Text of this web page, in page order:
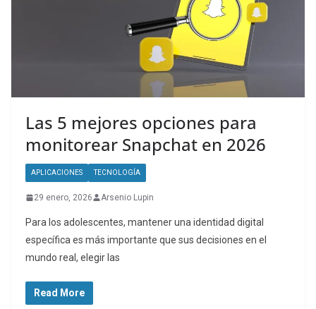
Las 5 mejores opciones para
monitorear Snapchat en 2026
APLICACIONES TECNOLOGÍA
29 enero, 2026 Arsenio Lupin
Para los adolescentes, mantener una identidad digital
específica es más importante que sus decisiones en el
mundo real, elegir las
Read More